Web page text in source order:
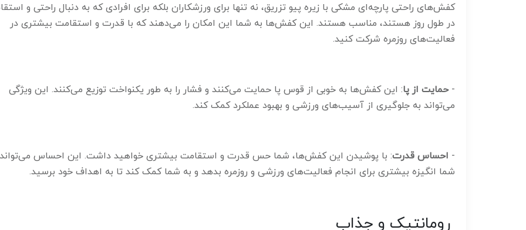
کفش‌های راحتی پارچه‌ای مشکی با زیره پیو تزریق، نه تنها برای ورزشکاران بلکه برای افرادی که به دنبال راحتی و
در طول روز هستند، مناسب هستند. این کفش‌ها به شما این امکان را می‌دهند که با قدرت و استقامت بیشتری در
فعالیت‌های روزمره شرکت کنید.
-حمایت از پا: این کفش‌ها به خوبی از قوس پا حمایت می‌کنند و فشار را به طور یکنواخت توزیع می‌کنند. این ویژگی
می‌تواند به جلوگیری از آسیب‌های ورزشی و بهبود عملکرد کمک کند.
- احساس قدرت: با پوشیدن این کفش‌ها، شما حس قدرت و استقامت بیشتری خواهید داشت. این احساس
شما انگیزه بیشتری برای انجام فعالیت‌های ورزشی و روزمره بدهد و به شما کمک کند تا به اهداف خود برسید.
رومانتیک و جذاب